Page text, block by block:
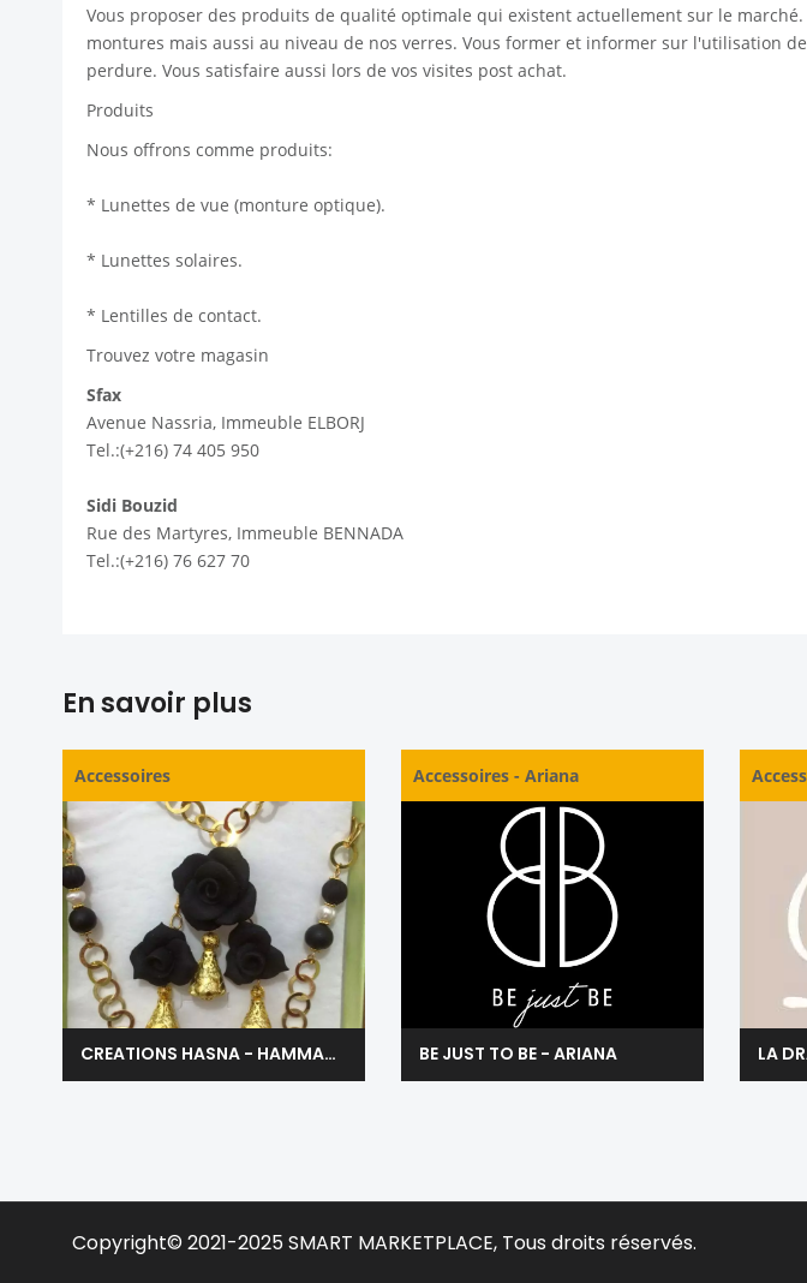
Vous proposer des produits de qualité optimale qui existent actuellement sur le marché.
montures mais aussi au niveau de nos verres. Vous former et informer sur l'utilisation
perdure. Vous satisfaire aussi lors de vos visites post achat.
Produits
Nous offrons comme produits:
* Lunettes de vue (monture optique).
* Lunettes solaires.
* Lentilles de contact.
Trouvez votre magasin
Sfax
Avenue Nassria, Immeuble ELBORJ
Tel.:(+216) 74 405 950
Sidi Bouzid
Rue des Martyres, Immeuble BENNADA
Tel.:(+216) 76 627 70
En savoir plus
Accessoires
CREATIONS HASNA - HAMMAMET
Accessoires -Ariana
BE JUST TO BE - ARIANA LA
Copyright© 2021-2025 SMART MARKETPLACE, Tous droits réservés.